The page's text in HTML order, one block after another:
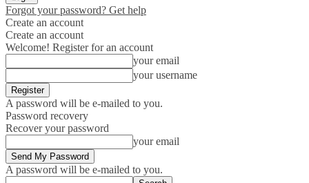
Forgot your password? Get help
Create an account
Create an account
Welcome! Register for an account
your email
your username
A password will be e-mailed to you.
Password recovery
Recover your password
your email
A password will be e-mailed to you.